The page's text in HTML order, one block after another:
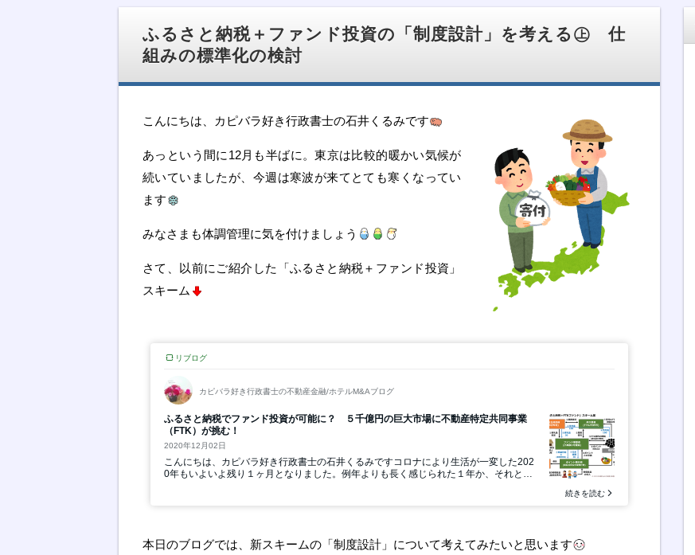
ふるさと納税＋ファンド投資の「制度設計」を考える㊤ 仕
組みの標準化の検討
こんにちは、カピバラ好き行政書士の石井くるみです
あっという間に12月も半ばに。東京は比較的暖かい気候が
続いていましたが、今週は寒波が来てとても寒くなってい
ます
みなさまも体調管理に気を付けましょう
さて、以前にご紹介した「ふるさと納税＋ファンド投資」
スキーム
本日のブログでは、新スキームの「制度設計」について考えてみたいと思います